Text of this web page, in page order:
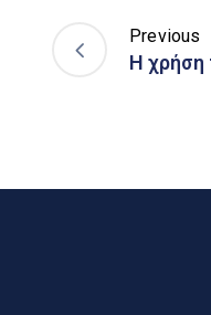
Previous
Η χρήση